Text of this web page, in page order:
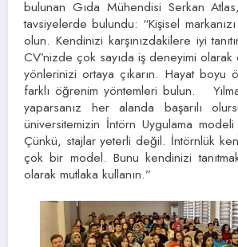
bulunan Gıda Mühendisi Serkan
tavsiyelerde bulundu: “Kişisel
olun. Kendinizi karşınızdakilere iyi
CV’nizde çok sayıda iş deneyimi
yönlerinizi ortaya çıkarın. Hayat boyu
farklı öğrenim yöntemleri bulun.
yaparsanız her alanda başarılı
üniversitemizin İntörn Uygulama
Çünkü, stajlar yeterli değil. İntörnlük
çok bir model. Bunu kendinizi
olarak mutlaka kullanın.”